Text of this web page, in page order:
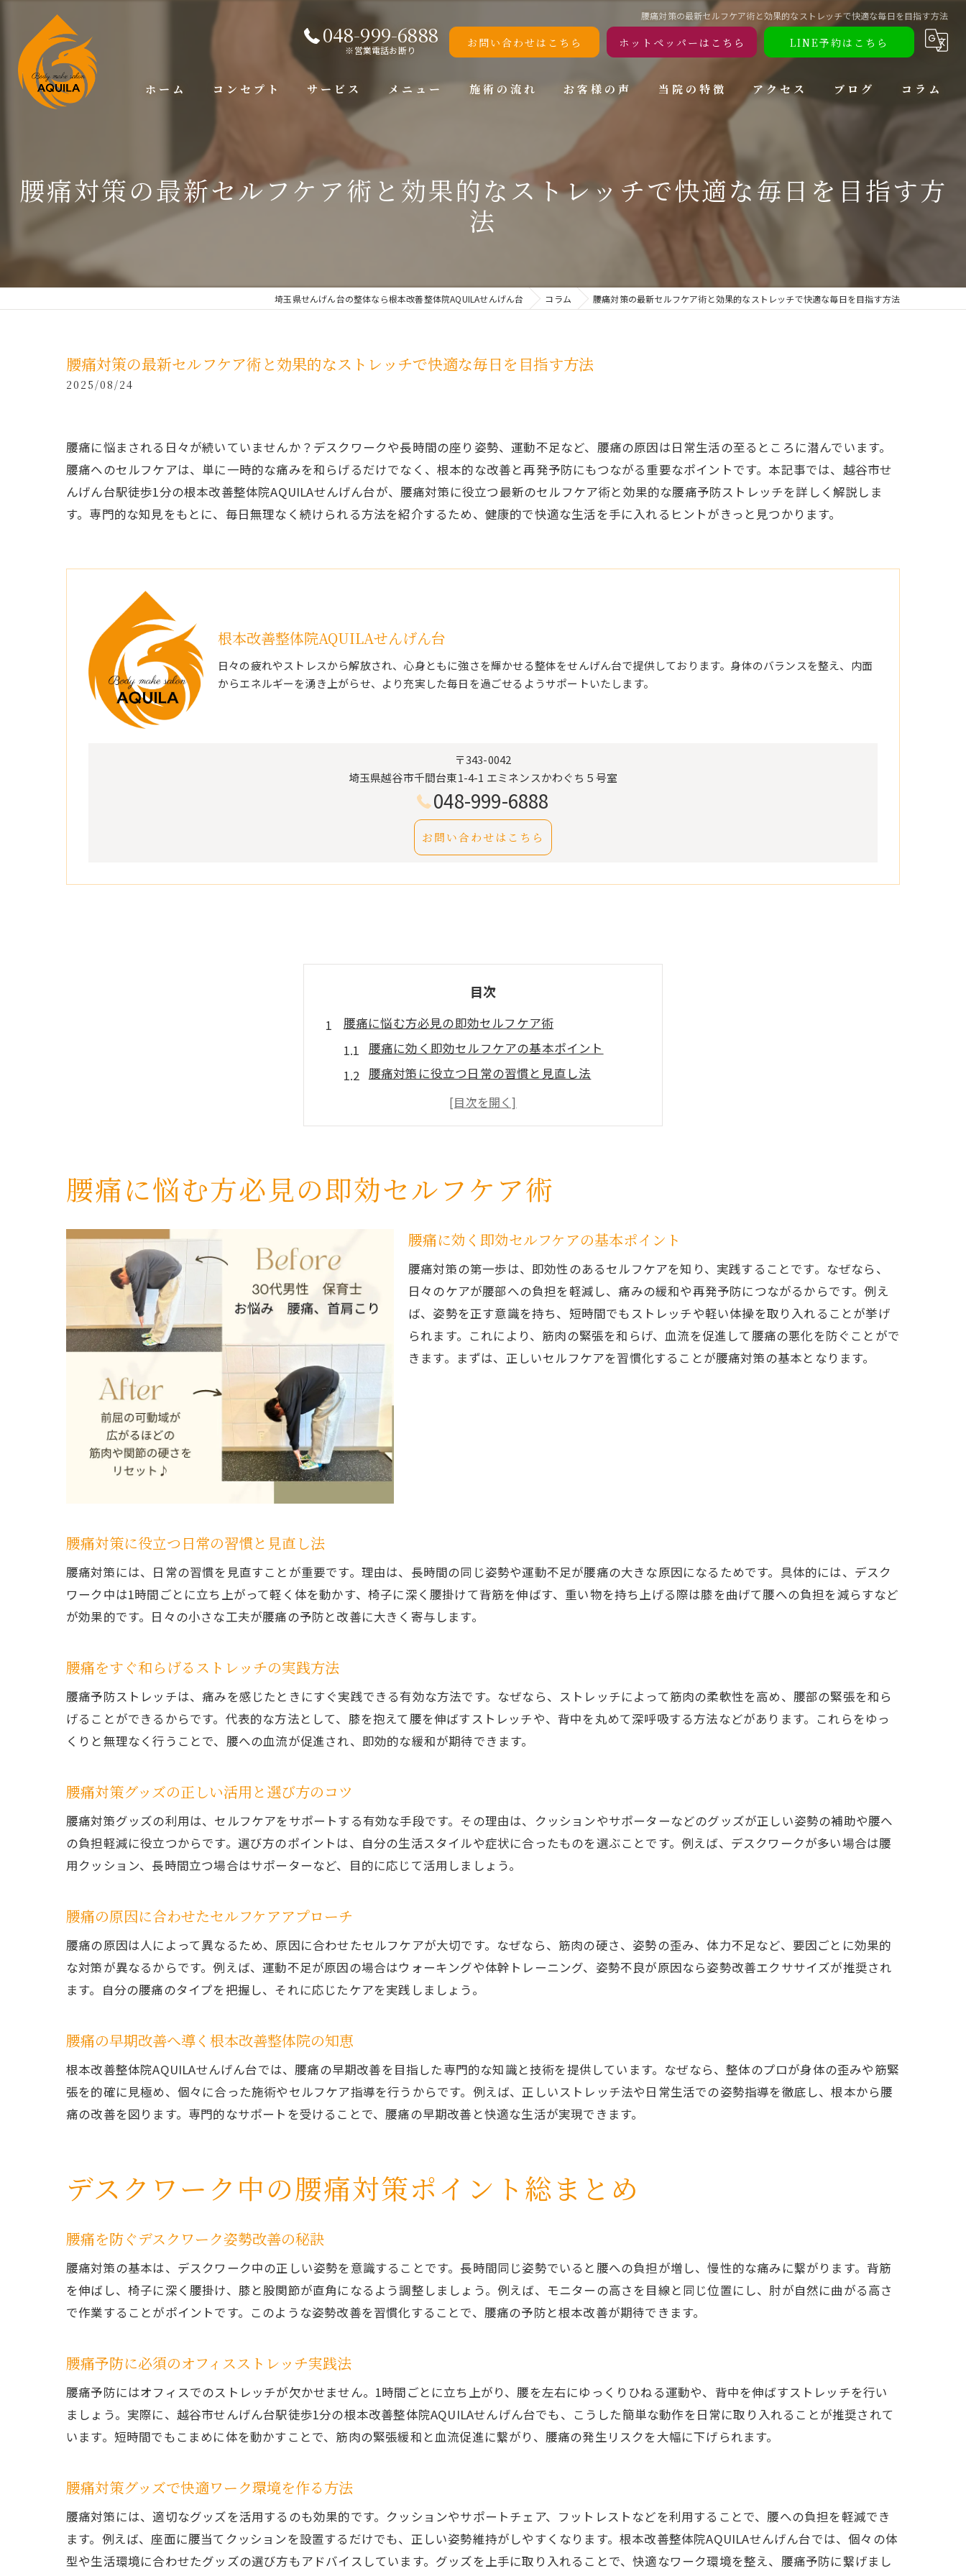
腰痛対策の最新セルフケア術と効果的なストレッチで快適な毎日を目指す方法
048-999-6888
※営業電話お断り
お問い合わせはこちら ホットペッパーはこちら LINE予約はこちら
ホーム コンセプト サービス メニュー 施術の流れ お客様の声 当院の特徴
肩こり
アクセス ブログ コラム
腰痛対策の最新セルフケア術と効果的なストレッチで快適な毎日を目指す方
法
埼玉県せんげん台の整体なら根本改善整体院AQUILAせんげん台 コラム 腰痛対策の最新セルフケア術と効果的なストレッチで快適な毎日を目指す方法
腰痛対策の最新セルフケア術と効果的なストレッチで快適な毎日を目指す方法
2025/08/24
腰痛に悩まされる日々が続いていませんか？デスクワークや長時間の座り姿勢、運動不足など、腰痛の原因は日常生活の至るところに潜んでいます。
腰痛へのセルフケアは、単に一時的な痛みを和らげるだけでなく、根本的な改善と再発予防にもつながる重要なポイントです。本記事では、越谷市せ
んげん台駅徒歩1分の根本改善整体院AQUILAせんげん台が、腰痛対策に役立つ最新のセルフケア術と効果的な腰痛予防ストレッチを詳しく解説しま
す。専門的な知見をもとに、毎日無理なく続けられる方法を紹介するため、健康的で快適な生活を手に入れるヒントがきっと見つかります。
根本改善整体院AQUILAせんげん台
日々の疲れやストレスから解放され、心身ともに強さを輝かせる整体をせんげん台で提供しております。身体のバランスを整え、内面
からエネルギーを湧き上がらせ、より充実した毎日を過ごせるようサポートいたします。
〒343-0042
埼玉県越谷市千間台東1-4-1 エミネンスかわぐち５号室
048-999-6888
お問い合わせはこちら
目次
腰痛に悩む方必見の即効セルフケア術
腰痛に効く即効セルフケアの基本ポイント
腰痛対策に役立つ日常の習慣と見直し法
腰痛をすぐ和らげるストレッチの実践方法
腰痛対策グッズの正しい活用と選び方のコツ
腰痛の早期改善へ導く根本改善整体院の知恵
デスクワーク中の腰痛対策ポイント総まとめ
腰痛予防に必須のオフィスストレッチ実践法
腰痛対策グッズで快適ワーク環境を作る方法
腰痛対策に効果的な座り方と正しい動作習慣
腰痛の再発防止に役立つ日常の小さな工夫
腰痛を和らげるデスクワーク時のケア術紹介
腰痛を和らげる最新ストレッチの極意
腰痛に効く最新ストレッチの正しいやり方
腰痛予防ストレッチの効果的なタイミング
腰痛対策に役立つ毎日続けやすい動きの工夫
腰痛をマシにするストレッチの専門家解説
腰痛対策筋トレの基本と続けるコツ
腰痛予防に最適な筋トレメニューの考え方
腰痛対策に有効な体幹トレーニングの秘訣
腰痛を防ぐ筋トレ継続のためのモチベーション術
腰痛がひどい時の正しい対処と注意点
腰痛がひどい時に安静を保つポイントと注意
腰痛ひどい時に控えるべきストレッチと動作
腰痛改善に向け医療機関受診のタイミングとは
腰痛を和らげるおすすめグッズ活用法
腰痛対策グッズランキングの活用と選択基準
絶対に避けたい腰痛ストレッチとは何か
腰痛悪化を招く絶対に避けたいストレッチ
腰痛時に避けるべきストレッチの見分け方
腰痛を悪化させないためのセルフケア注意点
腰痛予防のための生活習慣改善テクニック
腰痛対策を日常に取り入れるコツと工夫
腰痛を和らげるための継続セルフケア提案
腰痛に悩む方必見の即効セルフケア術
腰痛に効く即効セルフケアの基本ポイント
腰痛対策の第一歩は、即効性のあるセルフケアを知り、実践することです。なぜなら、
日々のケアが腰部への負担を軽減し、痛みの緩和や再発予防につながるからです。例え
ば、姿勢を正す意識を持ち、短時間でもストレッチや軽い体操を取り入れることが挙げ
られます。これにより、筋肉の緊張を和らげ、血流を促進して腰痛の悪化を防ぐことがで
きます。まずは、正しいセルフケアを習慣化することが腰痛対策の基本となります。
腰痛対策に役立つ日常の習慣と見直し法
腰痛対策には、日常の習慣を見直すことが重要です。理由は、長時間の同じ姿勢や運動不足が腰痛の大きな原因になるためです。具体的には、デスク
ワーク中は1時間ごとに立ち上がって軽く体を動かす、椅子に深く腰掛けて背筋を伸ばす、重い物を持ち上げる際は膝を曲げて腰への負担を減らすなど
が効果的です。日々の小さな工夫が腰痛の予防と改善に大きく寄与します。
腰痛をすぐ和らげるストレッチの実践方法
腰痛予防ストレッチは、痛みを感じたときにすぐ実践できる有効な方法です。なぜなら、ストレッチによって筋肉の柔軟性を高め、腰部の緊張を和ら
げることができるからです。代表的な方法として、膝を抱えて腰を伸ばすストレッチや、背中を丸めて深呼吸する方法などがあります。これらをゆっ
くりと無理なく行うことで、腰への血流が促進され、即効的な緩和が期待できます。
腰痛対策グッズの正しい活用と選び方のコツ
腰痛対策グッズの利用は、セルフケアをサポートする有効な手段です。その理由は、クッションやサポーターなどのグッズが正しい姿勢の補助や腰へ
の負担軽減に役立つからです。選び方のポイントは、自分の生活スタイルや症状に合ったものを選ぶことです。例えば、デスクワークが多い場合は腰
用クッション、長時間立つ場合はサポーターなど、目的に応じて活用しましょう。
腰痛の原因に合わせたセルフケアアプローチ
腰痛の原因は人によって異なるため、原因に合わせたセルフケアが大切です。なぜなら、筋肉の硬さ、姿勢の歪み、体力不足など、要因ごとに効果的
な対策が異なるからです。例えば、運動不足が原因の場合はウォーキングや体幹トレーニング、姿勢不良が原因なら姿勢改善エクササイズが推奨され
ます。自分の腰痛のタイプを把握し、それに応じたケアを実践しましょう。
腰痛の早期改善へ導く根本改善整体院の知恵
根本改善整体院AQUILAせんげん台では、腰痛の早期改善を目指した専門的な知識と技術を提供しています。なぜなら、整体のプロが身体の歪みや筋緊
張を的確に見極め、個々に合った施術やセルフケア指導を行うからです。例えば、正しいストレッチ法や日常生活での姿勢指導を徹底し、根本から腰
痛の改善を図ります。専門的なサポートを受けることで、腰痛の早期改善と快適な生活が実現できます。
デスクワーク中の腰痛対策ポイント総まとめ
腰痛を防ぐデスクワーク姿勢改善の秘訣
腰痛対策の基本は、デスクワーク中の正しい姿勢を意識することです。長時間同じ姿勢でいると腰への負担が増し、慢性的な痛みに繋がります。背筋
を伸ばし、椅子に深く腰掛け、膝と股関節が直角になるよう調整しましょう。例えば、モニターの高さを目線と同じ位置にし、肘が自然に曲がる高さ
で作業することがポイントです。このような姿勢改善を習慣化することで、腰痛の予防と根本改善が期待できます。
腰痛予防に必須のオフィスストレッチ実践法
腰痛予防にはオフィスでのストレッチが欠かせません。1時間ごとに立ち上がり、腰を左右にゆっくりひねる運動や、背中を伸ばすストレッチを行い
ましょう。実際に、越谷市せんげん台駅徒歩1分の根本改善整体院AQUILAせんげん台でも、こうした簡単な動作を日常に取り入れることが推奨されて
います。短時間でもこまめに体を動かすことで、筋肉の緊張緩和と血流促進に繋がり、腰痛の発生リスクを大幅に下げられます。
腰痛対策グッズで快適ワーク環境を作る方法
腰痛対策には、適切なグッズを活用するのも効果的です。クッションやサポートチェア、フットレストなどを利用することで、腰への負担を軽減でき
ます。例えば、座面に腰当てクッションを設置するだけでも、正しい姿勢維持がしやすくなります。根本改善整体院AQUILAせんげん台では、個々の体
型や生活環境に合わせたグッズの選び方もアドバイスしています。グッズを上手に取り入れることで、快適なワーク環境を整え、腰痛予防に繋げまし